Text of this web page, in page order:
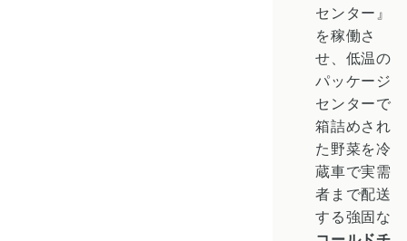
センター』
を稼働さ
せ、低温の
パッケージ
センターで
箱詰めされ
た野菜を冷
蔵車で実需
者まで配送
する強固な